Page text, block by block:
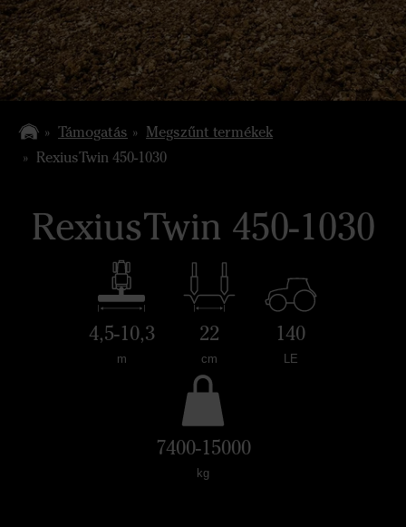
Támogatás
Megszűnt termékek
RexiusTwin 450-1030
RexiusTwin 450-1030
4,5-10,3
m
22
cm
140
LE
7400-15000
kg